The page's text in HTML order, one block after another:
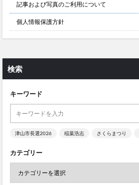
記事および写真のご利用について
個人情報保護方針
検索
キーワード
津山市長選2026 稲葉浩志 さくらまつり
カテゴリー